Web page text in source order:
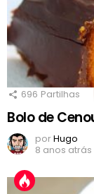
696 Partilhas
Bolo de
porHugo
8 anos atrás